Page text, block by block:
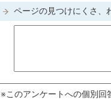
ページの見つけにくさ、
※このアンケートへの個別回